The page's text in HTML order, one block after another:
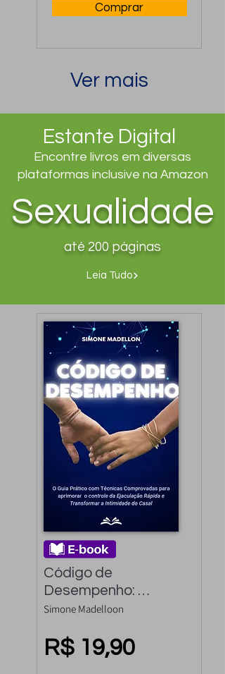
Comprar
Ver mais
Estante Digital
Encontre livros em diversas
plataformas inclusive na Amazon
Sexualidade
até 200 páginas
Leia Tudo
Código de
Desempenho:
Controle a
e Rápida
Simone Madelloon
R$ 19,90